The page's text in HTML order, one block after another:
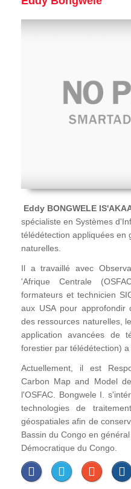
Eddy BONGWELE
spécialiste en Systèmes
télédétection appliquées en
naturelles.
Il a travaillé avec
'Afrique Centrale
formateurs et technicien
aux USA pour approfondir
des ressources naturelles,
application avancées de
forestier par télédétection) a
Actuellement, il est
Carbon Map and Model
l'OSFAC. Bongwele I.
technologies de
géospatiales afin de
Bassin du Congo en
Démocratique du Congo.